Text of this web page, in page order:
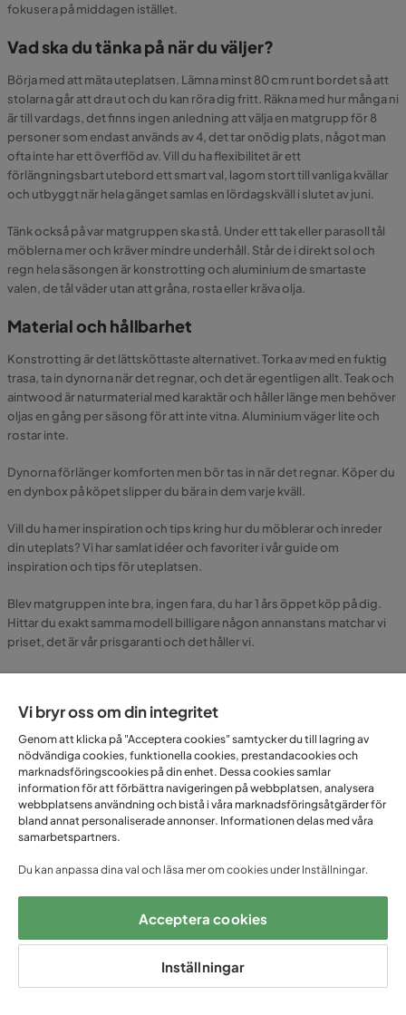
fokusera på middagen istället.
Vad ska du tänka på när du väljer?
Börja med att mäta uteplatsen. Lämna minst 80 cm runt bordet så att
stolarna går att dra ut och du kan röra dig fritt. Räkna med hur många ni
är till vardags, det finns ingen anledning att välja en matgrupp för 8
personer som endast används av 4, det tar onödig plats, något man
ofta inte har ett överflöd av. Vill du ha flexibilitet är ett
förlängningsbart utebord ett smart val, lagom stort till vanliga kvällar
och utbyggt när hela gänget samlas en lördagskväll i slutet av juni.
Tänk också på var matgruppen ska stå. Under ett tak eller parasoll tål
möblerna mer och kräver mindre underhåll. Står de i direkt sol och
regn hela säsongen är konstrotting och aluminium de smartaste
valen, de tål väder utan att gråna, rosta eller kräva olja.
Material och hållbarhet
Konstrotting är det lättsköttaste alternativet. Torka av med en fuktig
trasa, ta in dynorna när det regnar, och det är egentligen allt. Teak och
aintwood är naturmaterial med karaktär och håller länge men behöver
oljas en gång per säsong för att inte vitna. Aluminium väger lite och
rostar inte.
Dynorna förlänger komforten men bör tas in när det regnar. Köper du
en dynbox på köpet slipper du bära in dem varje kväll.
Vill du ha mer inspiration och tips kring hur du möblerar och inreder
din uteplats? Vi har samlat idéer och favoriter i vår guide om
inspiration och tips för uteplatsen.
Blev matgruppen inte bra, ingen fara, du har 1 års öppet köp på dig.
Hittar du exakt samma modell billigare någon annanstans matchar vi
priset, det är vår prisgaranti och det håller vi.
Snygg och bekväm matgrupp
utomhus
Vilka fördelar har en matgrupp för utomhusbruk?
Var kan jag ställa en matgrupp utomhus?
Hur sköter jag en matgrupp som står utomhus?
Vi bryr oss om din integritet
Genom att klicka på "Acceptera cookies" samtycker du till lagring av
nödvändiga cookies, funktionella cookies, prestandacookies och
marknadsföringscookies på din enhet. Dessa cookies samlar
information för att förbättra navigeringen på webbplatsen, analysera
webbplatsens användning och bistå i våra marknadsföringsåtgärder för
bland annat personaliserade annonser. Informationen delas med våra
samarbetspartners.
Du kan anpassa dina val och läsa mer om cookies under Inställningar.
Acceptera cookies
Inställningar